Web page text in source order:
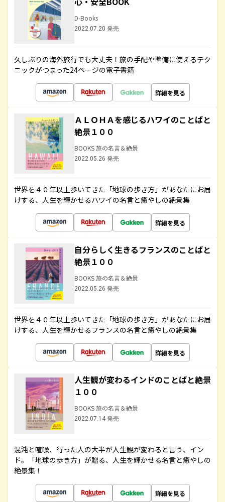
D-Books
2022.07.20 発売
久しぶりの海外旅行でも大丈夫！旅の手配や準備に使えるテク
ニックがつまった24ページの電子書籍
詳細を見る
ＡＬＯＨＡを感じるハワイのことばと
絶景１００
BOOKS 旅の名言＆絶景
2022.05.26 発売
世界を４０年以上歩いてきた「地球の歩き方」があなたにお届
けする、人生を輝かせるハワイの名言と癒やしの絶景集
詳細を見る
自分らしく生きるフランスのことばと
絶景１００
BOOKS 旅の名言＆絶景
2022.05.26 発売
世界を４０年以上歩いてきた「地球の歩き方」があなたにお届
けする、人生を輝かせるフランスの名言と癒やしの絶景集
詳細を見る
人生観が変わるインドのことばと絶景
１００
BOOKS 旅の名言＆絶景
2022.07.14 発売
混沌と喧噪、行った人の大半が人生観が変わると言う、イン
ド。「地球の歩き方」が贈る、人生を輝かせる名言と癒やしの
絶景集！
詳細を見る